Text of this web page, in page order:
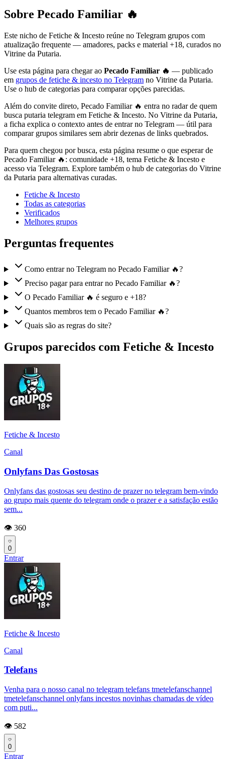
Sobre Pecado Familiar 🔥
Este nicho de Fetiche & Incesto reúne no Telegram grupos com
atualização frequente — amadores, packs e material +18, curados no
Vitrine da Putaria.
Use esta página para chegar ao Pecado Familiar 🔥 — publicado
em grupos de fetiche & incesto no Telegram no Vitrine da Putaria.
Use o hub de categorias para comparar opções parecidas.
Além do convite direto, Pecado Familiar 🔥 entra no radar de quem
busca putaria telegram em Fetiche & Incesto. No Vitrine da Putaria,
a ficha explica o contexto antes de entrar no Telegram — útil para
comparar grupos similares sem abrir dezenas de links quebrados.
Para quem chegou por busca, esta página resume o que esperar de
Pecado Familiar 🔥: comunidade +18, tema Fetiche & Incesto e
acesso via Telegram. Explore também o hub de categorias do Vitrine
da Putaria para alternativas curadas.
Fetiche & Incesto
Todas as categorias
Verificados
Melhores grupos
Perguntas frequentes
Como entrar no Telegram no Pecado Familiar 🔥?
Preciso pagar para entrar no Pecado Familiar 🔥?
O Pecado Familiar 🔥 é seguro e +18?
Quantos membros tem o Pecado Familiar 🔥?
Quais são as regras do site?
Grupos parecidos com Fetiche & Incesto
Fetiche & Incesto
Canal
Onlyfans Das Gostosas
Onlyfans das gostosas seu destino de prazer no telegram bem-vindo
ao grupo mais quente do telegram onde o prazer e a satisfação estão
sem...
👁️ 360
0
Entrar
Fetiche & Incesto
Canal
Telefans
Venha para o nosso canal no telegram telefans tmetelefanschannel
tmetelefanschannel onlyfans incestos novinhas chamadas de vídeo
com puti...
👁️ 582
0
Entrar